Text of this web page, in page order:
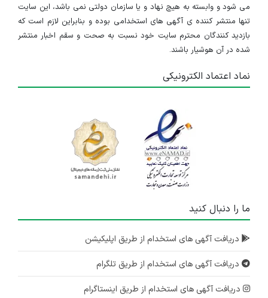
مهندس مکانیک
تهران
مهندس مکانیک
۴ سال پیش
استخدام کارشناس فروش
تهران
۴ سال پیش منقضی شده
می شود و وابسته به هیچ نهاد و یا سازمان دولتی نمی باشد، این سایت
تنها منتشر کننده ی آگهی های استخدامی بوده و بنابراین لازم است که
بازدید کنندگان محترم سایت خود نسبت به صحت و سقم اخبار منتشر
شده در آن هوشیار باشند.
نماد اعتماد الکترونیکی
ما را دنبال کنید
دریافت آگهی های استخدام از طریق اپلیکیشن
دریافت آگهی های استخدام از طریق تلگرام
دریافت آگهی های استخدام از طریق اینستاگرام